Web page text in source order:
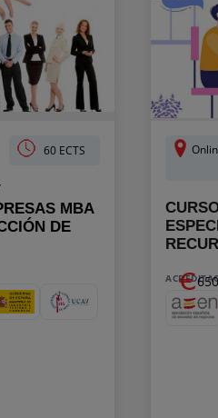
60 ECTS
MBA
DE
650